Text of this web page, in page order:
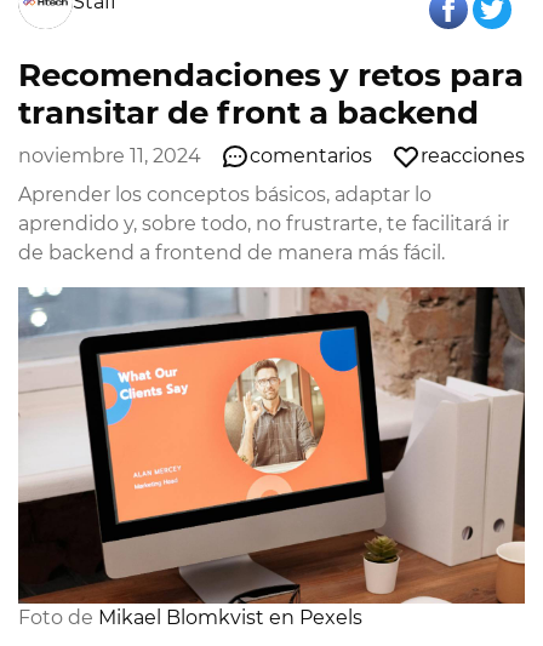
Recomendaciones y retos para
transitar de front a backend
noviembre 11, 2024 comentarios
reacciones
Aprender los conceptos básicos, adaptar lo
aprendido y, sobre todo, no frustrarte, te facilitará ir
de backend a frontend de manera más fácil.
Foto de Mikael Blomkvist en Pexels